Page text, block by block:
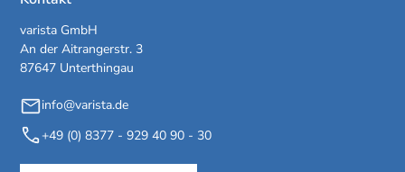
varista GmbH
An der Aitrangerstr. 3
87647 Unterthingau
info@varista.de
+49 (0) 8377 - 929 40 90 - 30